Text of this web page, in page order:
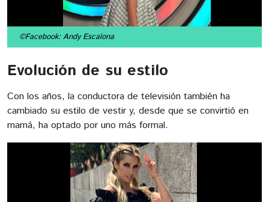
©Facebook: Andy Escalona
Evolución de su estilo
Con los años, la conductora de televisión también ha
cambiado su estilo de vestir y, desde que se convirtió en
mamá, ha optado por uno más formal.